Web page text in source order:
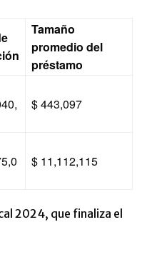
Tamaño
promedio del
préstamo
$ 443,097
$ 11,112,115
2024, que finaliza el